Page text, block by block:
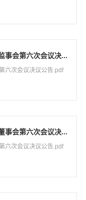
事会第六次会议决...
六次会议决议公告.pdf
事会第六次会议决...
六次会议决议公告.pdf